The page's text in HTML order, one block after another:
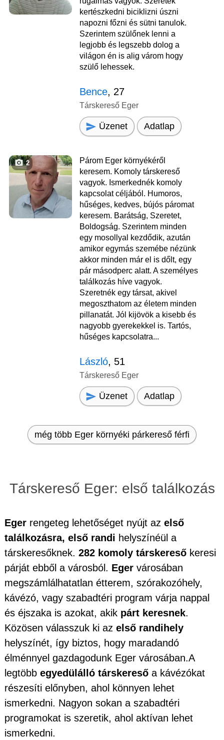
kertészkedni biciklizni úszni
napozni főzni és sütni tanulok.
Szerintem szülőnek lenni a
legjobb és legszebb dolog a
világon én is alig várom hogy
szülő lehessek.
Bence, 27
Társkereső Eger
Üzenet Adatlap
2
Párom Eger környékéről
keresem. Komoly társkereső
vagyok. Ismerkednék komoly
kapcsolat céljából. Humoros,
hűséges, kedves, bújós páromat
keresem. Barátság, Szeretet,
Boldogság. Szerintem minden
egy mosollyal kezdődik, azután
amikor egymás szemébe nézünk
akkor minden már el is dőlt, egy
pár másodperc alatt. A személyes
találkozás híve vagyok.
Szeretnék egy társat, akivel
megoszthatom az életem minden
pillanatát. Jól kijövök a kisebb és
nagyobb gyerekekkel is. Tartós,
hűséges kapcsolatra...
László, 51
Társkereső Eger
Üzenet Adatlap
még több Eger környéki párkereső férfi
Társkereső Eger: első találkozás
Eger rengeteg lehetőséget nyújt az első
találkozásra, első randi helyszínéül a
társkeresőknek. 282 komoly társkereső keresi
párját ebből a városból. Eger városában
megszámlálhatatlan étterem, szórakozóhely,
kávézó, vagy szabadtéri program várja nappal
és éjszaka is azokat, akik párt keresnek.
Közösen válasszuk ki az első randihely
helyszínét, így biztos, hogy maradandó
élménnyel gazdagodunk Eger városában.A
legtöbb egyedülálló társkereső a kávézókat
részesíti előnyben, ahol könnyen lehet
ismerkedni. Nagyon sokan a szabadtéri
programokat is szeretik, ahol aktívan lehet
ismerkedni.